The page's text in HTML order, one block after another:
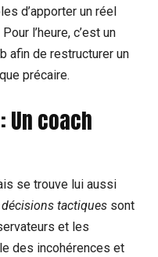
d’apporter un réel
l’heure, c’est un
afin de restructurer un
précaire.
Un coach
se trouve lui aussi
décisions tactiques sont
et les
des incohérences et